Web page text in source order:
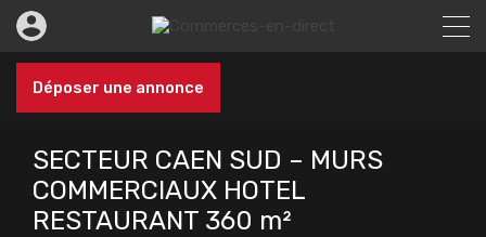
Déposer une annonce
SECTEUR CAEN SUD – MURS
COMMERCIAUX HOTEL
RESTAURANT 360 m²